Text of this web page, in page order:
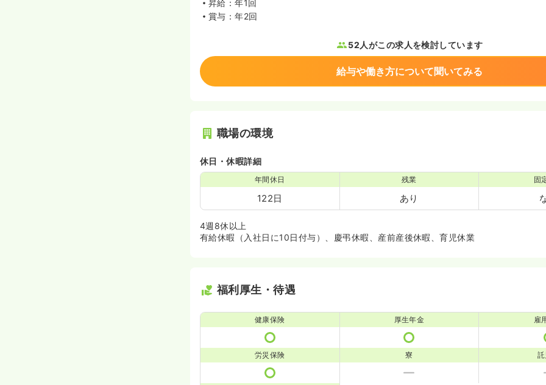
昇給：年1回
賞与：年2回
52人がこの求人を検討しています
給与や働き方について聞いてみる
職場の環境
休日・休暇詳細
年間休日
122日
残業
あり
固
4週8休以上
有給休暇（入社日に10日付与）、慶弔休暇、産前産後休暇、育児休業
福利厚生・待遇
健康保険 厚生年金 雇
労災保険 寮